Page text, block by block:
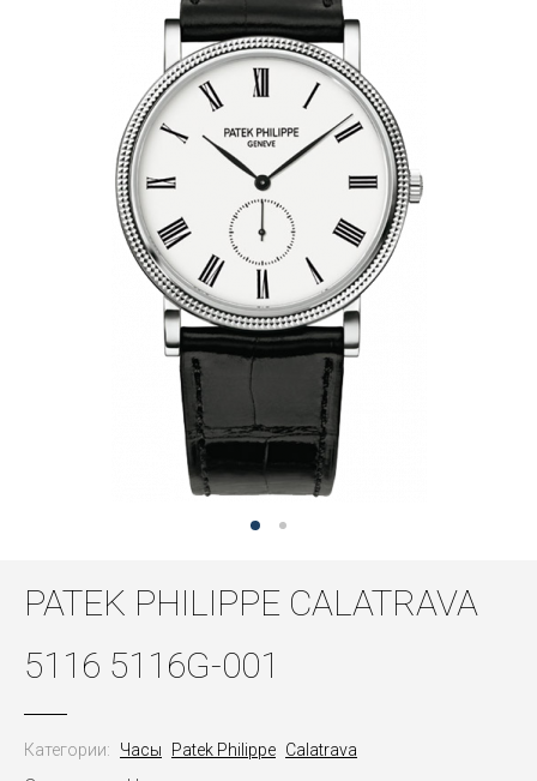
PATEK PHILIPPE CALATRAVA
5116 5116G-001
Категории: Часы Patek Philippe Calatrava